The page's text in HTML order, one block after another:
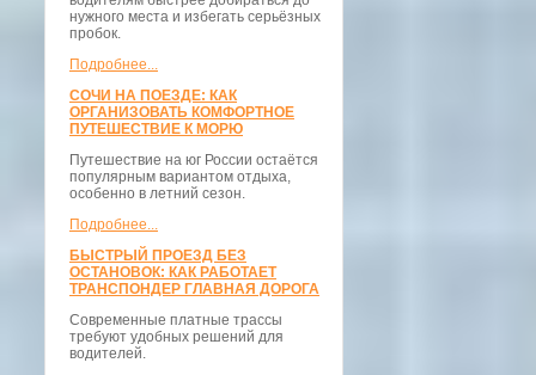
нужного места и избегать серьёзных
пробок.
Подробнее...
СОЧИ НА ПОЕЗДЕ: КАК
ОРГАНИЗОВАТЬ КОМФОРТНОЕ
ПУТЕШЕСТВИЕ К МОРЮ
Путешествие на юг России остаётся
популярным вариантом отдыха,
особенно в летний сезон.
Подробнее...
БЫСТРЫЙ ПРОЕЗД БЕЗ
ОСТАНОВОК: КАК РАБОТАЕТ
ТРАНСПОНДЕР ГЛАВНАЯ ДОРОГА
Современные платные трассы
требуют удобных решений для
водителей.